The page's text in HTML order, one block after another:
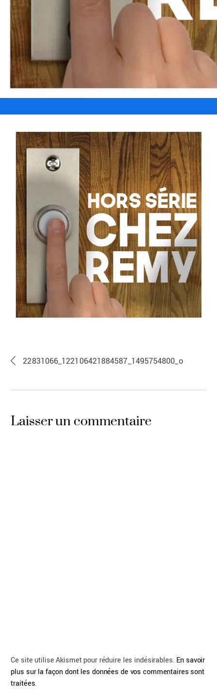
22831066_122106421884587_1495754800_o
Laisser un commentaire
Ce site utilise Akismet pour réduire les indésirables. En savoir
plus sur la façon dont les données de vos commentaires sont
traitées.